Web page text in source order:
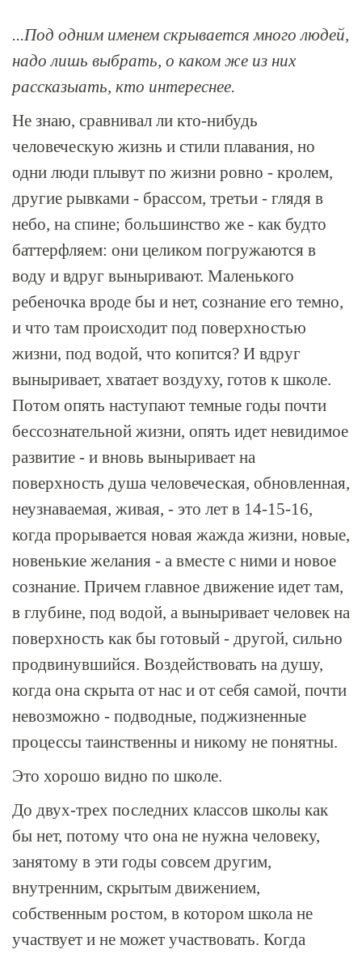
...Под одним именем скрывается много людей,
надо лишь выбрать, о каком же из них
рассказыать, кто интереснее.
Не знаю, сравнивал ли кто-нибудь
человеческую жизнь и стили плавания, но
одни люди плывут по жизни ровно - кролем,
другие рывками - брассом, третьи - глядя в
небо, на спине; большинство же - как будто
баттерфляем: они целиком погружаются в
воду и вдруг выныривают. Маленького
ребеночка вроде бы и нет, сознание его темно,
и что там происходит под поверхностью
жизни, под водой, что копится? И вдруг
выныривает, хватает воздуху, готов к школе.
Потом опять наступают темные годы почти
бессознательной жизни, опять идет невидимое
развитие - и вновь выныривает на
поверхность душа человеческая, обновленная,
неузнаваемая, живая, - это лет в 14-15-16,
когда прорывается новая жажда жизни, новые,
новенькие желания - а вместе с ними и новое
сознание. Причем главное движение идет там,
в глубине, под водой, а выныривает человек на
поверхность как бы готовый - другой, сильно
продвинувшийся. Воздействовать на душу,
когда она скрыта от нас и от себя самой, почти
невозможно - подводные, поджизненные
процессы таинственны и никому не понятны.
Это хорошо видно по школе.
До двух-трех последних классов школы как
бы нет, потому что она не нужна человеку,
занятому в эти годы совсем другим,
внутренним, скрытым движением,
собственным ростом, в котором школа не
участвует и не может участвовать. Когда